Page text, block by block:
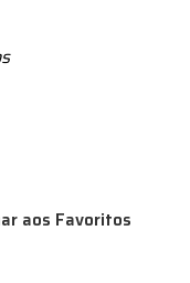
aos Favoritos